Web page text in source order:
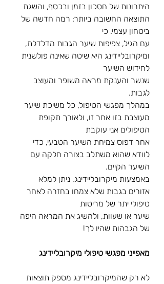
היתרונות של חסכון בזמן ובכסף, והשגת
התוצאה החשובה ביותר: רמה חדשה של
ביטחון עצמי. כי
עם הגיל, צפיפות שיער הגבות מדלדלת,
ומיקרובליידינג היא שיטה שאינה פולשנית
לחידוש השיער
שנשר והענקת מראה משופר ומעוצב
לגבות.
במהלך מפגשי הטיפול, כל משיכת שיער
מעוצבת בזו אחר זו, ולאורך תקופת
הטיפולים אני עוקבת
אחר דפוס צמיחת השיער הטבעי, כדי
לוודא שהוא משתלב בצורה חלקה עם
השיער הקיים.
באמצעות מיקרובליידינג, ניתן למלא
אזורים בגבות שלא צמחו בחזרה לאחר
טיפולי יתר של מריטות
שיער או שעוות, ולהשיג את המראה היפה
של הגבהות שהיו לך!
מאפייני מפגשי טיפולי מיקרובליידינג
לא רק שהמיקרובליידינג מספק תוצאות